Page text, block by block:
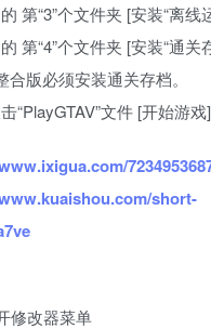
第“3”个文件夹 [安装“离线
第“4”个文件夹 [安装“通关
版必须安装通关存档。
“PlayGTAV”文件 [开始游戏]
short-
修改器菜单